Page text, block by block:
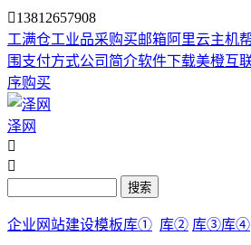
13812657908
工满仓工业品采购买邮箱阿里云主机
围 支付方式公司简介软件下载美橙互
序购买
泽网


搜索
企业网站建设模板库① 库② 库③库④